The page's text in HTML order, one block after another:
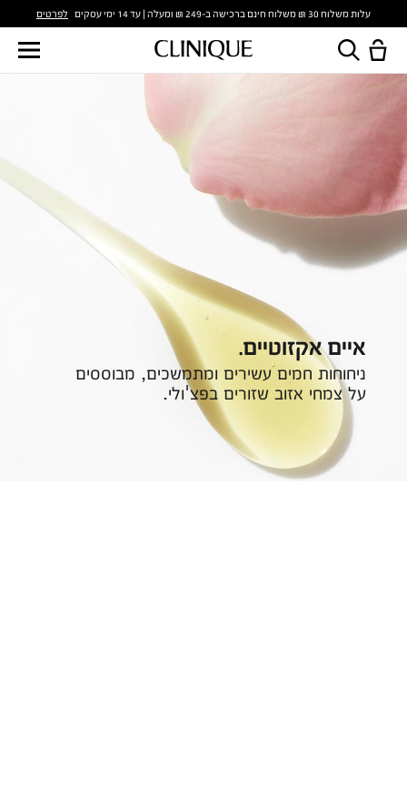
עלות משלוח 30 ₪ משלוח חינם ברכישה ב-249 ₪ ומעלה | עד 14 ימי עסקים לפרטים
איים אקזוטיים.
ניחוחות חמים עשירים ומתמשכים, מבוססים
על צמחי אזוב שזורים בפצ'ולי.